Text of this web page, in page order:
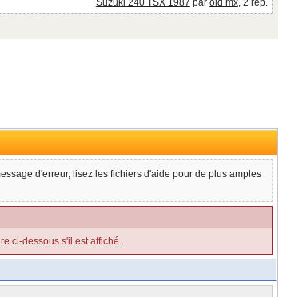
Suzuki 240 TSX 1987 par old mx, 2 rép.
d'erreur, lisez les fichiers d'aide pour de plus amples
ci-dessous s'il est affiché.